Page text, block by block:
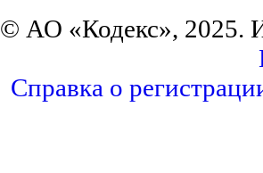
© АО «Кодекс», 2025.
Справка о